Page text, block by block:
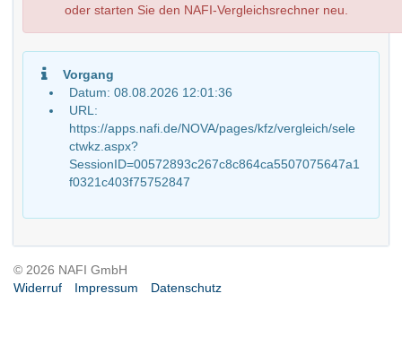
oder starten Sie den NAFI-Vergleichsrechner neu.
Vorgang
Datum: 08.08.2026 12:01:36
URL:
https://apps.nafi.de/NOVA/pages/kfz/vergleich/sele
ctwkz.aspx?
SessionID=00572893c267c8c864ca5507075647a1
f0321c403f75752847
© 2026 NAFI GmbH
Widerruf
Impressum Datenschutz